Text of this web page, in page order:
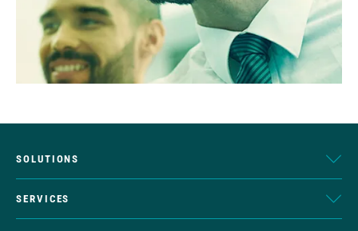
SOLUTIONS
SERVICES